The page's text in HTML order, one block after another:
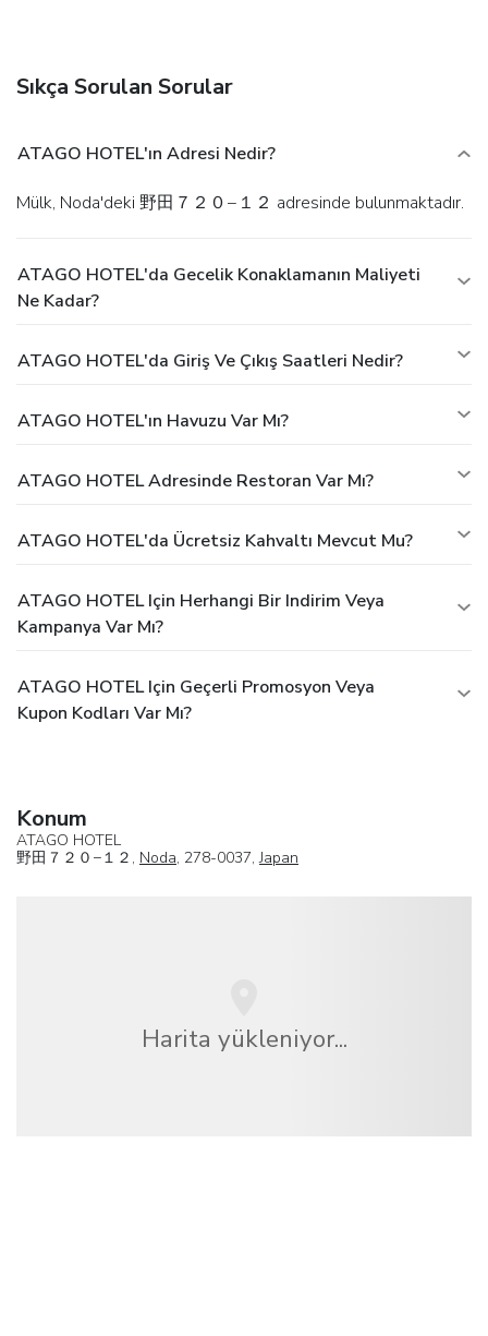
Sıkça Sorulan Sorular
ATAGO HOTEL'ın Adresi Nedir?
Mülk, Noda'deki 野田７２０−１２ adresinde bulunmaktadır.
ATAGO HOTEL'da Gecelik Konaklamanın Maliyeti
Ne Kadar?
ATAGO HOTEL'da Giriş Ve Çıkış Saatleri Nedir?
ATAGO HOTEL'ın Havuzu Var Mı?
ATAGO HOTEL Adresinde Restoran Var Mı?
ATAGO HOTEL'da Ücretsiz Kahvaltı Mevcut Mu?
ATAGO HOTEL Için Herhangi Bir Indirim Veya
Kampanya Var Mı?
ATAGO HOTEL Için Geçerli Promosyon Veya
Kupon Kodları Var Mı?
Konum
ATAGO HOTEL
野田７２０−１２, Noda, 278-0037,Japan
Harita yükleniyor...